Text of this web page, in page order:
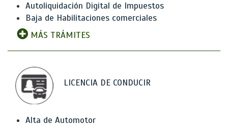
Autoliquidación Digital de Impuestos
Baja de Habilitaciones comerciales
MÁS TRÁMITES
LICENCIA DE CONDUCIR
Alta de Automotor